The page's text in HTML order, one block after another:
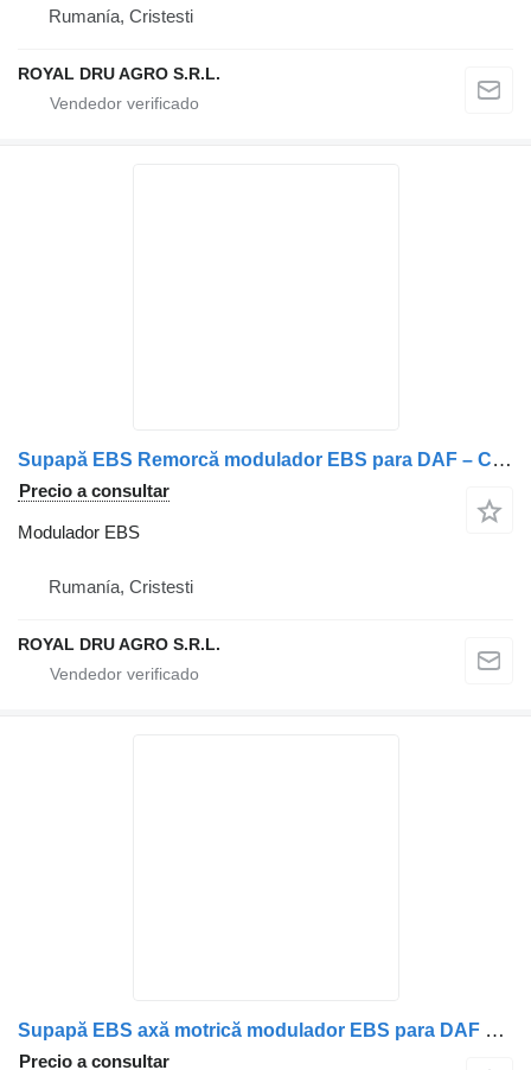
Rumanía, Cristesti
ROYAL DRU AGRO S.R.L.
Supapă EBS Remorcă modulador EBS para DAF – Coduri: A0004319413, A0004318913, 1601034, 41211417, 81523016208, 81523016216, 0004319413, 0004318913, 13115695, 1935136, A00043187113 camión
Precio a consultar
Modulador EBS
Rumanía, Cristesti
ROYAL DRU AGRO S.R.L.
Supapă EBS axă motrică modulador EBS para DAF 1607919 (Second Hand) camión
Precio a consultar